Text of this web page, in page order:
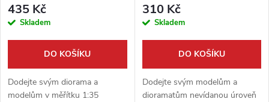
435 Kč
Skladem
DO KOŠÍKU
Dodejte svým diorama a
modelům v měřítku 1:35
310 Kč
Skladem
DO KOŠÍKU
Dodejte svým modelům a
dioramatům nevídanou úroveň